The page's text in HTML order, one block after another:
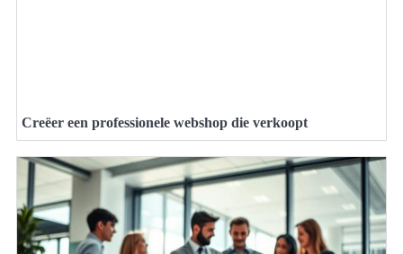
Creëer een professionele webshop die verkoopt